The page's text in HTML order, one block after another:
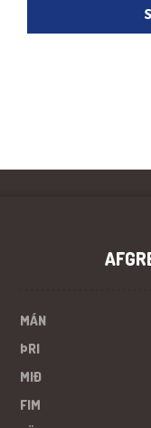
MÁN
ÞRI
MIÐ
FIM